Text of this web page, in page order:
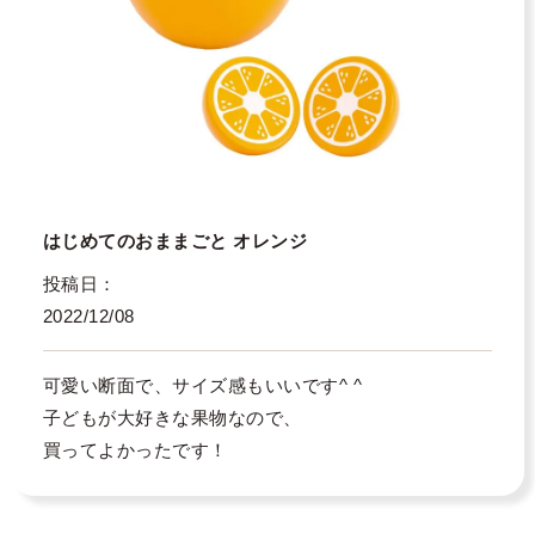
はじめてのおままごと オレンジ
投稿日
2022/12/08
可愛い断面で、サイズ感もいいです^ ^
子どもが大好きな果物なので、
買ってよかったです！